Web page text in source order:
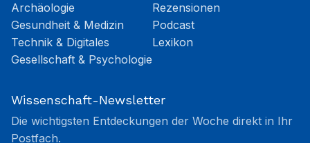
Archäologie
Gesundheit & Medizin
Technik & Digitales
Gesellschaft & Psychologie
Rezensionen
Podcast
Lexikon
Wissenschaft-Newsletter
Die wichtigsten Entdeckungen der Woche direkt in Ihr
Postfach.